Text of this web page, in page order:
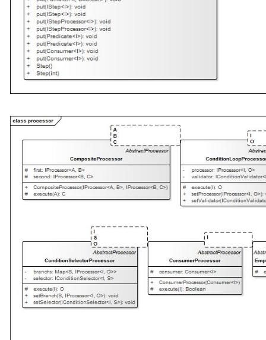
回的结果与result对比一致则执行分支branchProcessor，如
的 则执行默认分支branchProcessor。
public interface
extends IProcessor<I, O> {
   void setDefaultBranch(IProcessor<I, O> processor);
}